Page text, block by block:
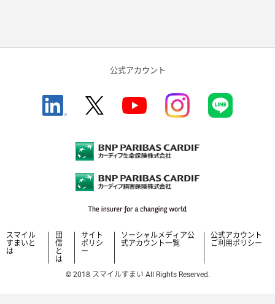
公式アカウント
スマイル
すまいと
は
団
信
と
は
サイト
ポリシ
ー
ソーシャルメディア公
式アカウント一覧
公式アカウント
ご利用ポリシー
© 2018 スマイルすまい All Rights Reserved.